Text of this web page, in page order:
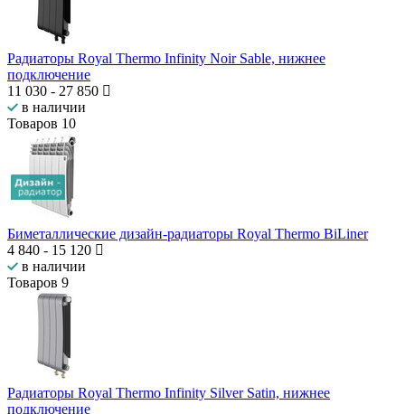
Радиаторы Royal Thermo Infinity Noir Sable, нижнее
подключение
11 030 - 27 850
в наличии
Товаров 10
Биметаллические дизайн-радиаторы Royal Thermo BiLiner
4 840 - 15 120
в наличии
Товаров 9
Радиаторы Royal Thermo Infinity Silver Satin, нижнее
подключение